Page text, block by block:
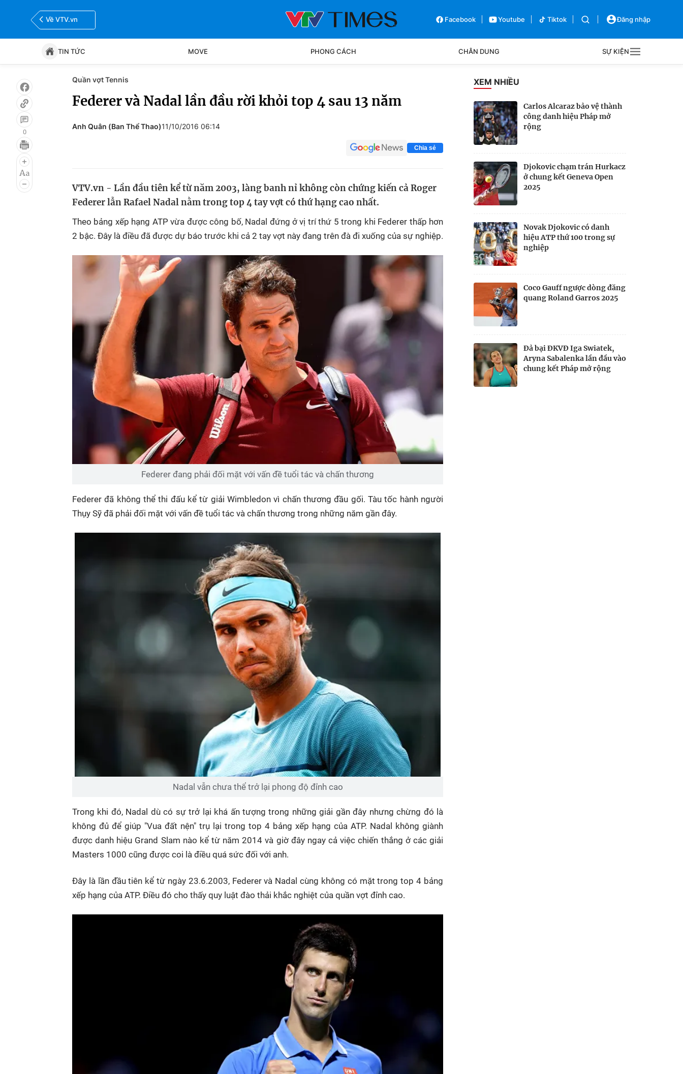
Về VTV.vn Facebook Youtube Tiktok Đăng nhập
TIN TỨC MOVE PHONG CÁCH CHÂN DUNG SỰ KIỆN
Tin tức
Bóng đá Bên lề
0
Quần vợt Tennis
Federer và Nadal lần đầu rời khỏi top 4 sau 13 năm
Anh Quân (Ban Thể Thao)11/10/2016 06:14
Chia sẻ
VTV.vn - Lần đầu tiên kể từ năm 2003, làng banh nỉ không còn chứng kiến cả Roger
Federer lẫn Rafael Nadal nằm trong top 4 tay vợt có thứ hạng cao nhất.
Theo bảng xếp hạng ATP vừa được công bố, Nadal đứng ở vị trí thứ 5 trong khi Federer thấp hơn
2 bậc. Đây là điều đã được dự báo trước khi cả 2 tay vợt này đang trên đà đi xuống của sự nghiệp.
Federer đang phải đối mặt với vấn đề tuổi tác và chấn thương
Federer đã không thể thi đấu kể từ giải Wimbledon vì chấn thương đầu gối. Tàu tốc hành người
Thụy Sỹ đã phải đối mặt với vấn đề tuổi tác và chấn thương trong những năm gần đây.
Nadal vẫn chưa thể trở lại phong độ đỉnh cao
Trong khi đó, Nadal dù có sự trở lại khá ấn tượng trong những giải gần đây nhưng chừng đó là
không đủ để giúp "Vua đất nện" trụ lại trong top 4 bảng xếp hạng của ATP. Nadal không giành
được danh hiệu Grand Slam nào kể từ năm 2014 và giờ đây ngay cả việc chiến thắng ở các giải
Masters 1000 cũng được coi là điều quá sức đối với anh.
Đây là lần đầu tiên kể từ ngày 23.6.2003, Federer và Nadal cùng không có mặt trong top 4 bảng
xếp hạng của ATP. Điều đó cho thấy quy luật đào thải khắc nghiệt của quần vợt đỉnh cao.
XEM NHIỀU
Carlos Alcaraz bảo vệ thành
công danh hiệu Pháp mở
rộng
Djokovic chạm trán Hurkacz
ở chung kết Geneva Open
2025
Novak Djokovic có danh
hiệu ATP thứ 100 trong sự
nghiệp
Coco Gauff ngược dòng đăng
quang Roland Garros 2025
Đả bại ĐKVĐ Iga Swiatek,
Aryna Sabalenka lần đầu vào
chung kết Pháp mở rộng